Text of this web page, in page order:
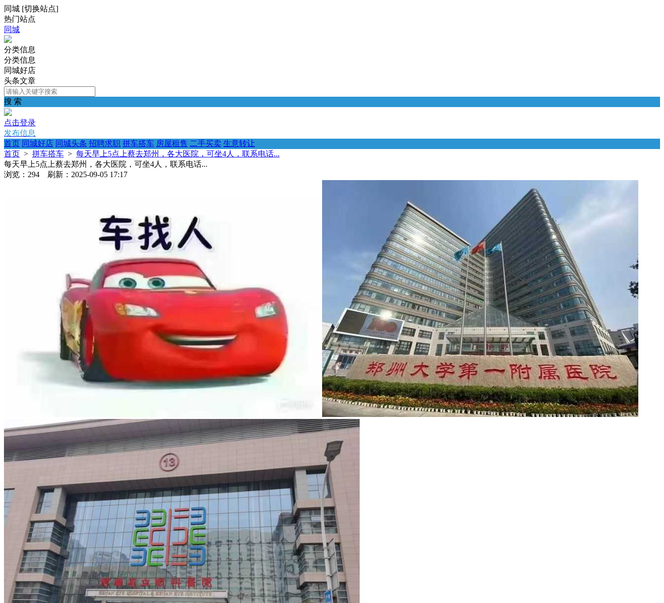
同城 [切换站点]
热门站点
同城
分类信息
分类信息
同城好店
头条文章
搜 索
点击登录
发布信息
首页 同城好店 同城头条 招聘求职 拼车搭车 房屋租售 二手买卖 生意转让
首页 > 拼车搭车 > 每天早上5点上蔡去郑州，各大医院，可坐4人，联系电话...
每天早上5点上蔡去郑州，各大医院，可坐4人，联系电话...
浏览：294 刷新：2025-09-05 17:17